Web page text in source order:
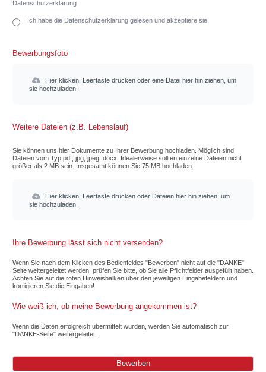
Datenschutzerklärung
Ich habe die Datenschutzerklärung gelesen und akzeptiere sie.
Bewerbungsfoto
Hier klicken, Leertaste drücken oder eine Datei hier hin ziehen, um
sie hochzuladen.
Weitere Dateien (z.B. Lebenslauf)
Sie können uns hier Dokumente zu Ihrer Bewerbung hochladen. Möglich sind
Dateien vom Typ pdf, jpg, jpeg, docx. Idealerweise sollten einzelne Dateien nicht
größer als 2 MB sein. Insgesamt können Sie 75 MB hochladen.
Hier klicken, Leertaste drücken oder Dateien hier hin ziehen, um
sie hochzuladen.
Ihre Bewerbung lässt sich nicht versenden?
Wenn Sie nach dem Klicken des Bedienfeldes "Bewerben" nicht auf die "DANKE"
Seite weitergeleitet werden, prüfen Sie bitte, ob Sie alle Pflichtfelder ausgefüllt haben.
Achten Sie auf die roten Hinweisbalken über den jeweiligen Eingabefeldern und
korrigieren Sie die Eingaben!
Wie weiß ich, ob meine Bewerbung angekommen ist?
Wenn die Daten erfolgreich übermittelt wurden, werden Sie automatisch zur
"DANKE-Seite" weitergeleitet.